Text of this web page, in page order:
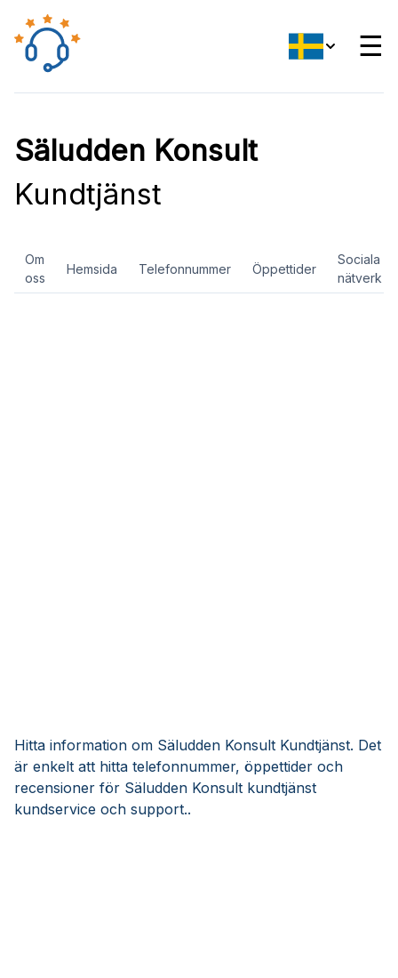
☰
Säludden Konsult
Kundtjänst
Om
oss
Hemsida Telefonnummer Öppettider
Sociala
nätverk
Hitta information om Säludden Konsult Kundtjänst. Det
är enkelt att hitta telefonnummer, öppettider och
recensioner för Säludden Konsult kundtjänst
kundservice och support..